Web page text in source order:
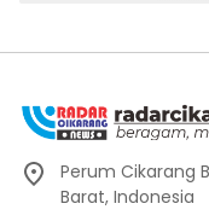
Perum Cikarang
Barat, Indonesia